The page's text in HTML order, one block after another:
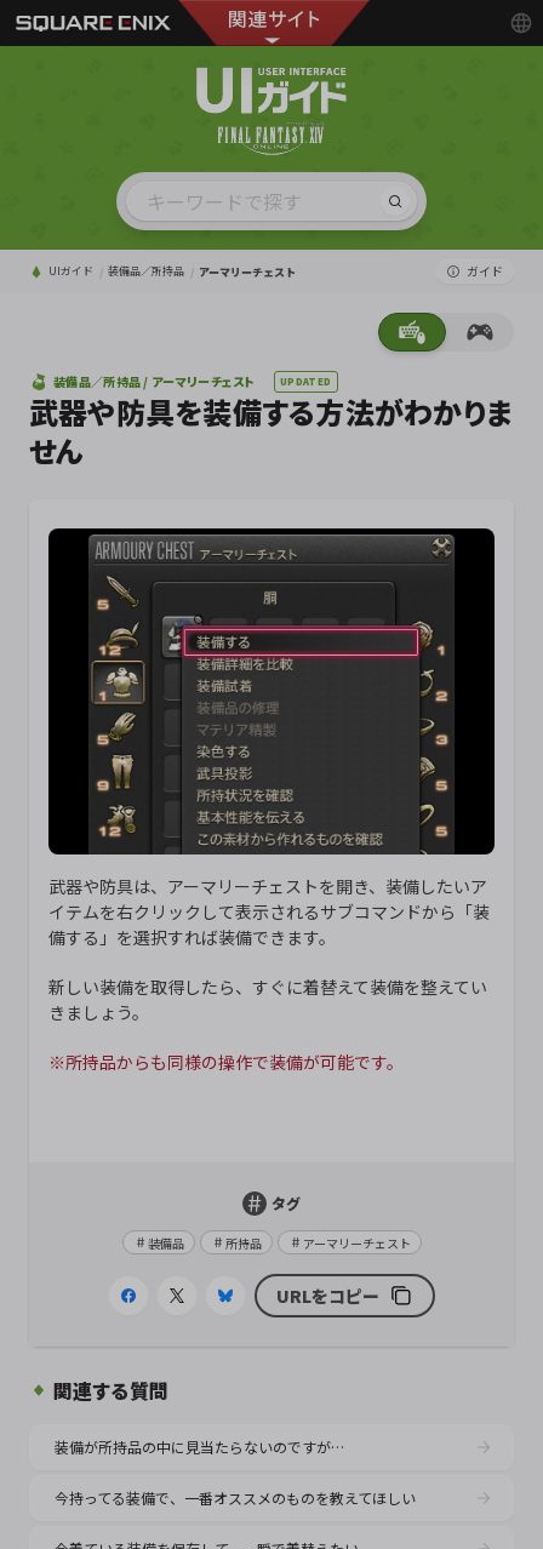
UIガイド 装備品／所持品 アーマリーチェスト ガイド
装備品／所持品 / アーマリーチェスト UPDATED
武器や防具を装備する方法がわかりま
せん
武器や防具は、アーマリーチェストを開き、装備したいア
イテムを右クリックして表示されるサブコマンドから「装
備する」を選択すれば装備できます。
新しい装備を取得したら、すぐに着替えて装備を整えてい
きましょう。
※所持品からも同様の操作で装備が可能です。
タグ
装備品 所持品 アーマリーチェスト
URLをコピー
関連する質問
装備が所持品の中に見当たらないのですが…
今持ってる装備で、一番オススメのものを教えてほしい